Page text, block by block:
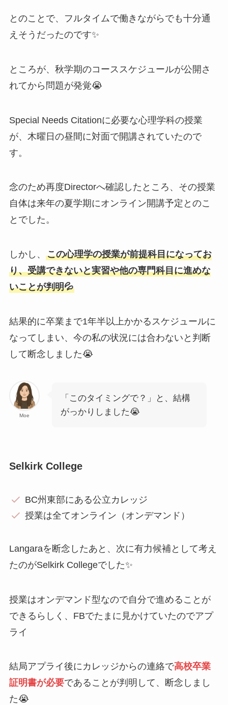
とのことで、フルタイムで働きながらでも十分通
えそうだったのです✨
ところが、秋学期のコーススケジュールが公開さ
れてから問題が発覚😭
Special Needs Citationに必要な心理学科の授業
が、木曜日の昼間に対面で開講されていたので
す。
念のため再度Directorへ確認したところ、その授業
自体は来年の夏学期にオンライン開講予定とのこ
とでした。
しかし、 この心理学の授業が前提科目になってお
り、受講できないと実習や他の専門科目に進めな
いことが判明💦
結果的に卒業まで1年半以上かかるスケジュールに
なってしまい、今の私の状況には合わないと判断
して断念しました😭
Moe
「このタイミングで？」と、結構
がっかりしました😭
Selkirk College
BC州東部にある公立カレッジ
授業は全てオンライン（オンデマンド）
Langaraを断念したあと、次に有力候補として考え
たのがSelkirk Collegeでした✨
授業はオンデマンド型なので自分で進めることが
できるらしく、FBでたまに見かけていたのでアプ
ライ
結局アプライ後にカレッジからの連絡で高校卒業
証明書が必要であることが判明して、断念しまし
た😭